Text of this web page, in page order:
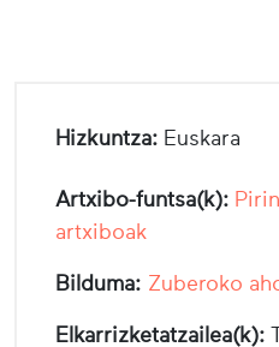
Hizkuntza: Euskara
Artxibo-funtsa(k):
artxiboak
Bilduma: Zuberoko
Elkarrizketatzailea(k):